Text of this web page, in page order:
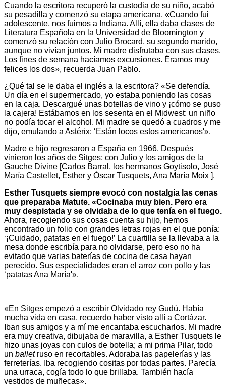
Cuando la escritora recuperó la custodia de su niño, acabó
su pesadilla y comenzó su etapa americana. «Cuando fui
adolescente, nos fuimos a Indiana. Allí, ella daba clases de
Literatura Española en la Universidad de Bloomington y
comenzó su relación con Julio Brocard, su segundo marido,
aunque no vivían juntos. Mi madre disfrutaba con sus clases.
Los fines de semana hacíamos excursiones. Éramos muy
felices los dos», recuerda Juan Pablo.
¿Qué tal se le daba el inglés a la escritora? «Se defendía.
Un día en el supermercado, yo estaba poniendo las cosas
en la caja. Descargué unas botellas de vino y ¡cómo se puso
la cajera! Estábamos en los sesenta en el Midwest: un niño
no podía tocar el alcohol. Mi madre se quedó a cuadros y me
dijo, emulando a Astérix: ‘Están locos estos americanos'».
Madre e hijo regresaron a España en 1966. Después
vinieron los años de Sitges; con Julio y los amigos de la
Gauche Divine [Carlos Barral, los hermanos Goytisolo, José
María Castellet, Esther y Óscar Tusquets, Ana María Moix ].
Esther Tusquets siempre evocó con nostalgia las cenas
que preparaba Matute. «Cocinaba muy bien. Pero era
muy despistada y se olvidaba de lo que tenía en el fuego.
Ahora, recogiendo sus cosas cuenta su hijo, hemos
encontrado un folio con grandes letras rojas en el que ponía:
‘¡Cuidado, patatas en el fuego!’ La cuartilla se la llevaba a la
mesa donde escribía para no olvidarse, pero eso no ha
evitado que varias baterías de cocina de casa hayan
perecido. Sus especialidades eran el arroz con pollo y las
‘patatas Ana María'».
«En Sitges empezó a escribir Olvidado rey Gudú. Había
mucha vida en casa, recuerdo haber visto allí a Cortázar.
Iban sus amigos y a mí me encantaba escucharlos. Mi madre
era muy creativa, dibujaba de maravilla, a Esther Tusquets le
hizo unas joyas con culos de botella; a mi prima Pilar, todo
un balletruso en recortables. Adoraba las papelerías y las
ferreterías. Iba recogiendo cositas por todas partes. Parecía
una urraca, cogía todo lo que brillaba. También hacía
vestidos de muñecas».